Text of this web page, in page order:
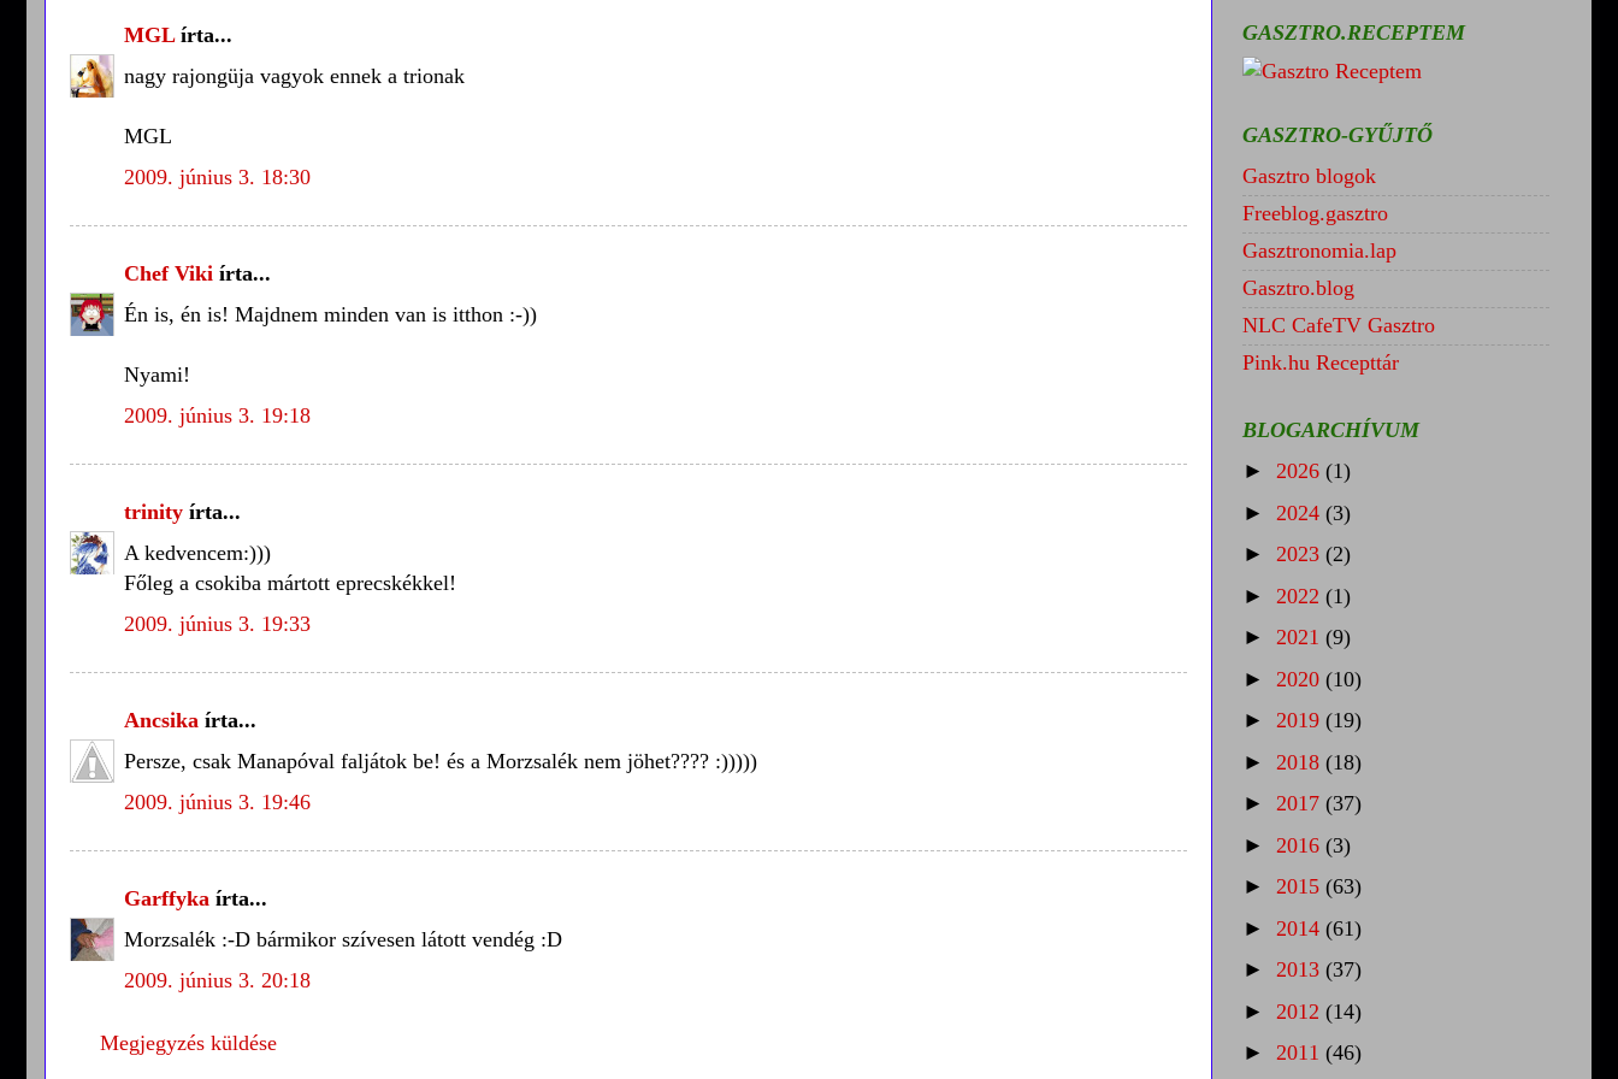
MGLírta...
nagy rajongüja vagyok ennek a trionak
MGL
2009. június 3. 18:30
Chef Viki írta...
Én is, én is! Majdnem minden van is itthon :-))
Nyami!
2009. június 3. 19:18
trinity írta...
A kedvencem:)))
Főleg a csokiba mártott eprecskékkel!
2009. június 3. 19:33
Ancsika írta...
Persze, csak Manapóval faljátok be! és a Morzsalék nem jöhet???? :)))))
2009. június 3. 19:46
Garffyka írta...
Morzsalék :-D bármikor szívesen látott vendég :D
2009. június 3. 20:18
Megjegyzés küldése
GASZTRO.RECEPTEM
GASZTRO-GYŰJTŐ
Gasztro blogok
Freeblog.gasztro
Gasztronomia.lap
Gasztro.blog
NLC CafeTV Gasztro
Pink.hu Recepttár
BLOGARCHÍVUM
► 2026 (1)
► 2024 (3)
► 2023 (2)
► 2022 (1)
► 2021 (9)
► 2020 (10)
► 2019 (19)
► 2018 (18)
► 2017 (37)
► 2016 (3)
► 2015 (63)
► 2014 (61)
► 2013 (37)
► 2012 (14)
► 2011 (46)